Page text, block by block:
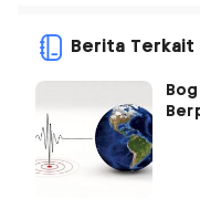
Berita Terkait